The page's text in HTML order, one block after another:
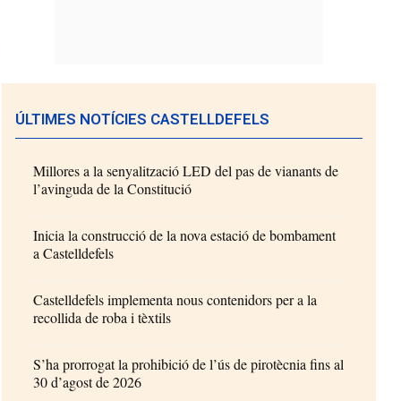
ÚLTIMES NOTÍCIES CASTELLDEFELS
Millores a la senyalització LED del pas de vianants de
l’avinguda de la Constitució
Inicia la construcció de la nova estació de bombament
a Castelldefels
Castelldefels implementa nous contenidors per a la
recollida de roba i tèxtils
S’ha prorrogat la prohibició de l’ús de pirotècnia fins al
30 d’agost de 2026